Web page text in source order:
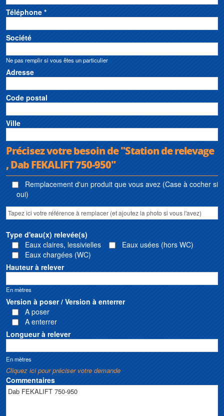
Téléphone *
Société
Ne pas remplir si vous êtes un particulier
Adresse
Code postal
Ville
Précisez votre besoin de "Station de relevage
, Dab FEKALIFT 750-950"
Remplacement d'un produit que vous avez (Case à cocher si
oui)
Type d'eau(x) relevée(s)
Eaux claires, lessivielles
Eaux usées (hors WC)
Eaux chargées (WC)
Hauteur à relever
En mètres
Version à poser / Version à enterrer
A poser
A enterrer
Longueur à relever
En mètres
Cliquez ici pour préciser votre demande
Commentaires